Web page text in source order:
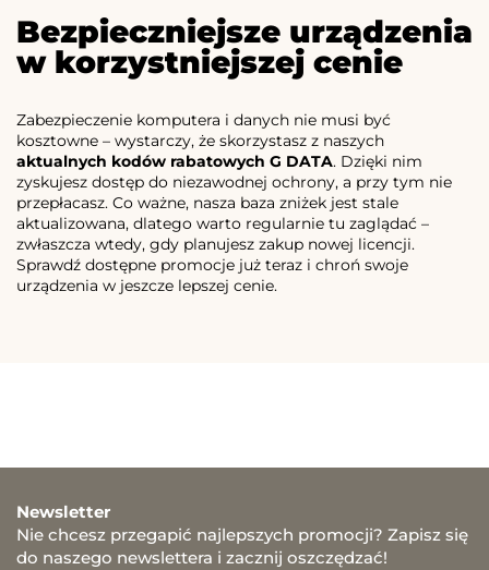
Bezpieczniejsze urządzenia
w korzystniejszej cenie
Zabezpieczenie komputera i danych nie musi być
kosztowne – wystarczy, że skorzystasz z naszych
aktualnych kodów rabatowych G DATA. Dzięki nim
zyskujesz dostęp do niezawodnej ochrony, a przy tym nie
przepłacasz. Co ważne, nasza baza zniżek jest stale
aktualizowana, dlatego warto regularnie tu zaglądać –
zwłaszcza wtedy, gdy planujesz zakup nowej licencji.
Sprawdź dostępne promocje już teraz i chroń swoje
urządzenia w jeszcze lepszej cenie.
Newsletter
Nie chcesz przegapić najlepszych promocji? Zapisz się
do naszego newslettera i zacznij oszczędzać!